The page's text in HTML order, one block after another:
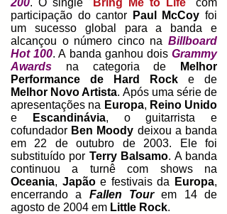
200. O single " Bring Me to Life" com
participação do cantor
Paul McCoyfoi
um sucesso global para a banda e
alcançou o número cinco na Billboard
Hot 100. A banda ganhou dois Grammy
Awards na categoria de
Melhor
Performance de Hard Rock e de
Melhor Novo Artista. Após uma série de
apresentações na Europa, Reino Unido
e
Escandinávia, o guitarrista e
cofundador Ben Moody deixou a banda
em 22 de outubro de 2003.
Ele foi
substituído por Terry Balsamo. A banda
continuou a turnê com shows na
Oceania, Japãoe festivais da Europa,
encerrando a Fallen Tourem 14 de
agosto de 2004 em Little Rock.